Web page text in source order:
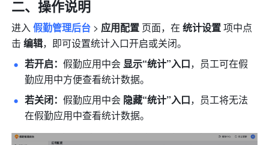
二、操作说明
进入 假勤管理后台 > 应用配置 页面，在 统计设置 项中点
击 编辑，即可设置统计入口开启或关闭。
若开启：假勤应用中会 显示“统计”入口，员工可在假
勤应用中方便查看统计数据。
若关闭：假勤应用中会 隐藏“统计”入口，员工将无法
在假勤应用中查看统计数据。